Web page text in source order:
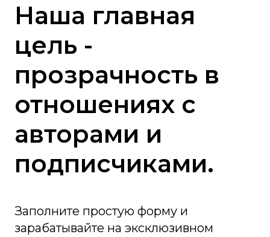
Наша главная
цель -
прозрачность в
отношениях с
авторами и
подписчиками.
Заполните простую форму и
зарабатывайте на эксклюзивном